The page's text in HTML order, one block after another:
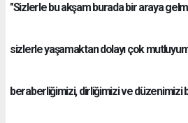
"Sizlerle bu akşam burada bir araya
sizlerle yaşamaktan dolayı çok
beraberliğimizi, dirliğimizi ve düzenimizi